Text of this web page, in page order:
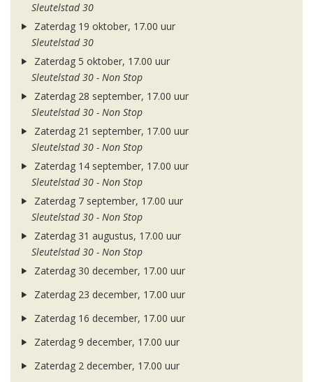
Sleutelstad 30
Zaterdag 19 oktober, 17.00 uur
Sleutelstad 30
Zaterdag 5 oktober, 17.00 uur
Sleutelstad 30 - Non Stop
Zaterdag 28 september, 17.00 uur
Sleutelstad 30 - Non Stop
Zaterdag 21 september, 17.00 uur
Sleutelstad 30 - Non Stop
Zaterdag 14 september, 17.00 uur
Sleutelstad 30 - Non Stop
Zaterdag 7 september, 17.00 uur
Sleutelstad 30 - Non Stop
Zaterdag 31 augustus, 17.00 uur
Sleutelstad 30 - Non Stop
Zaterdag 30 december, 17.00 uur
Zaterdag 23 december, 17.00 uur
Zaterdag 16 december, 17.00 uur
Zaterdag 9 december, 17.00 uur
Zaterdag 2 december, 17.00 uur